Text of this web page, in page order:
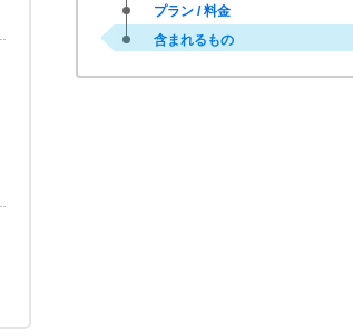
プラン / 料金
含まれるもの